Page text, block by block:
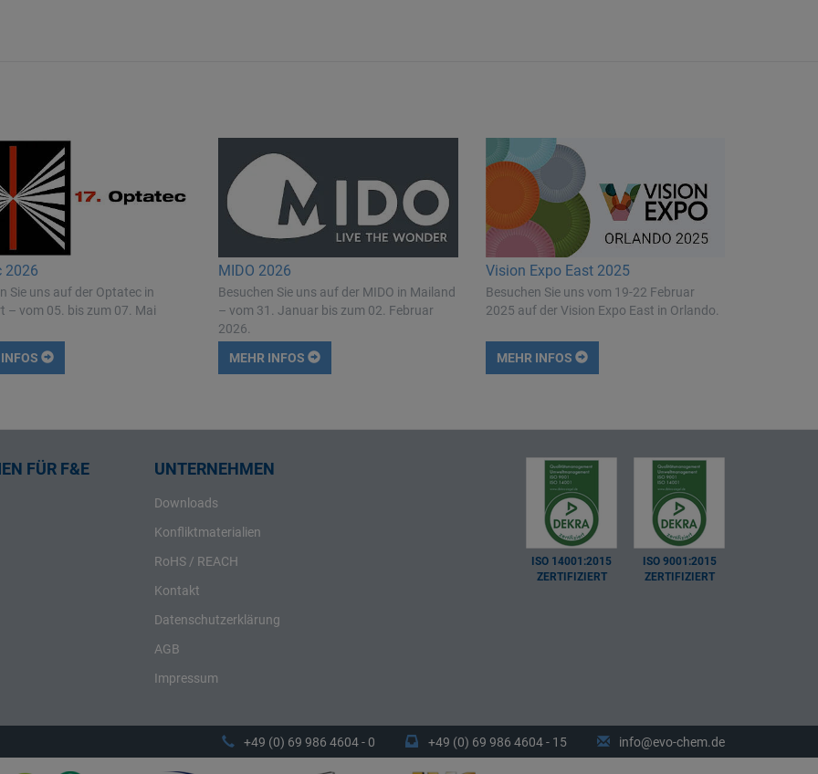
2026
Sie uns auf der Optatec in
– vom 05. bis zum 07. Mai
MIDO 2026
Besuchen Sie uns auf der MIDO in Mailand
– vom 31. Januar bis zum 02. Februar
2026.
MEHR INFOS
Vision Expo East 2025
Besuchen Sie uns vom 19-22 Februar
2025 auf der Vision Expo East in Orlando.
MEHR INFOS
FÜR F&E UNTERNEHMEN
Downloads
Konfliktmaterialien
RoHS / REACH
Kontakt
Datenschutzerklärung
AGB
Impressum
ISO 14001:2015
ZERTIFIZIERT
ISO 9001:2015
ZERTIFIZIERT
+49 (0) 69 986 4604 - 0 +49 (0) 69 986 4604 - 15 info@evo-chem.de